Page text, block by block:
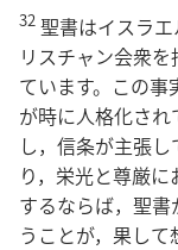
32 聖書はイスラ
リスチャン会衆
ています。この
が時に人格化さ
し，信条が主張
り，栄光と尊厳
するならば，聖
うことが，果して